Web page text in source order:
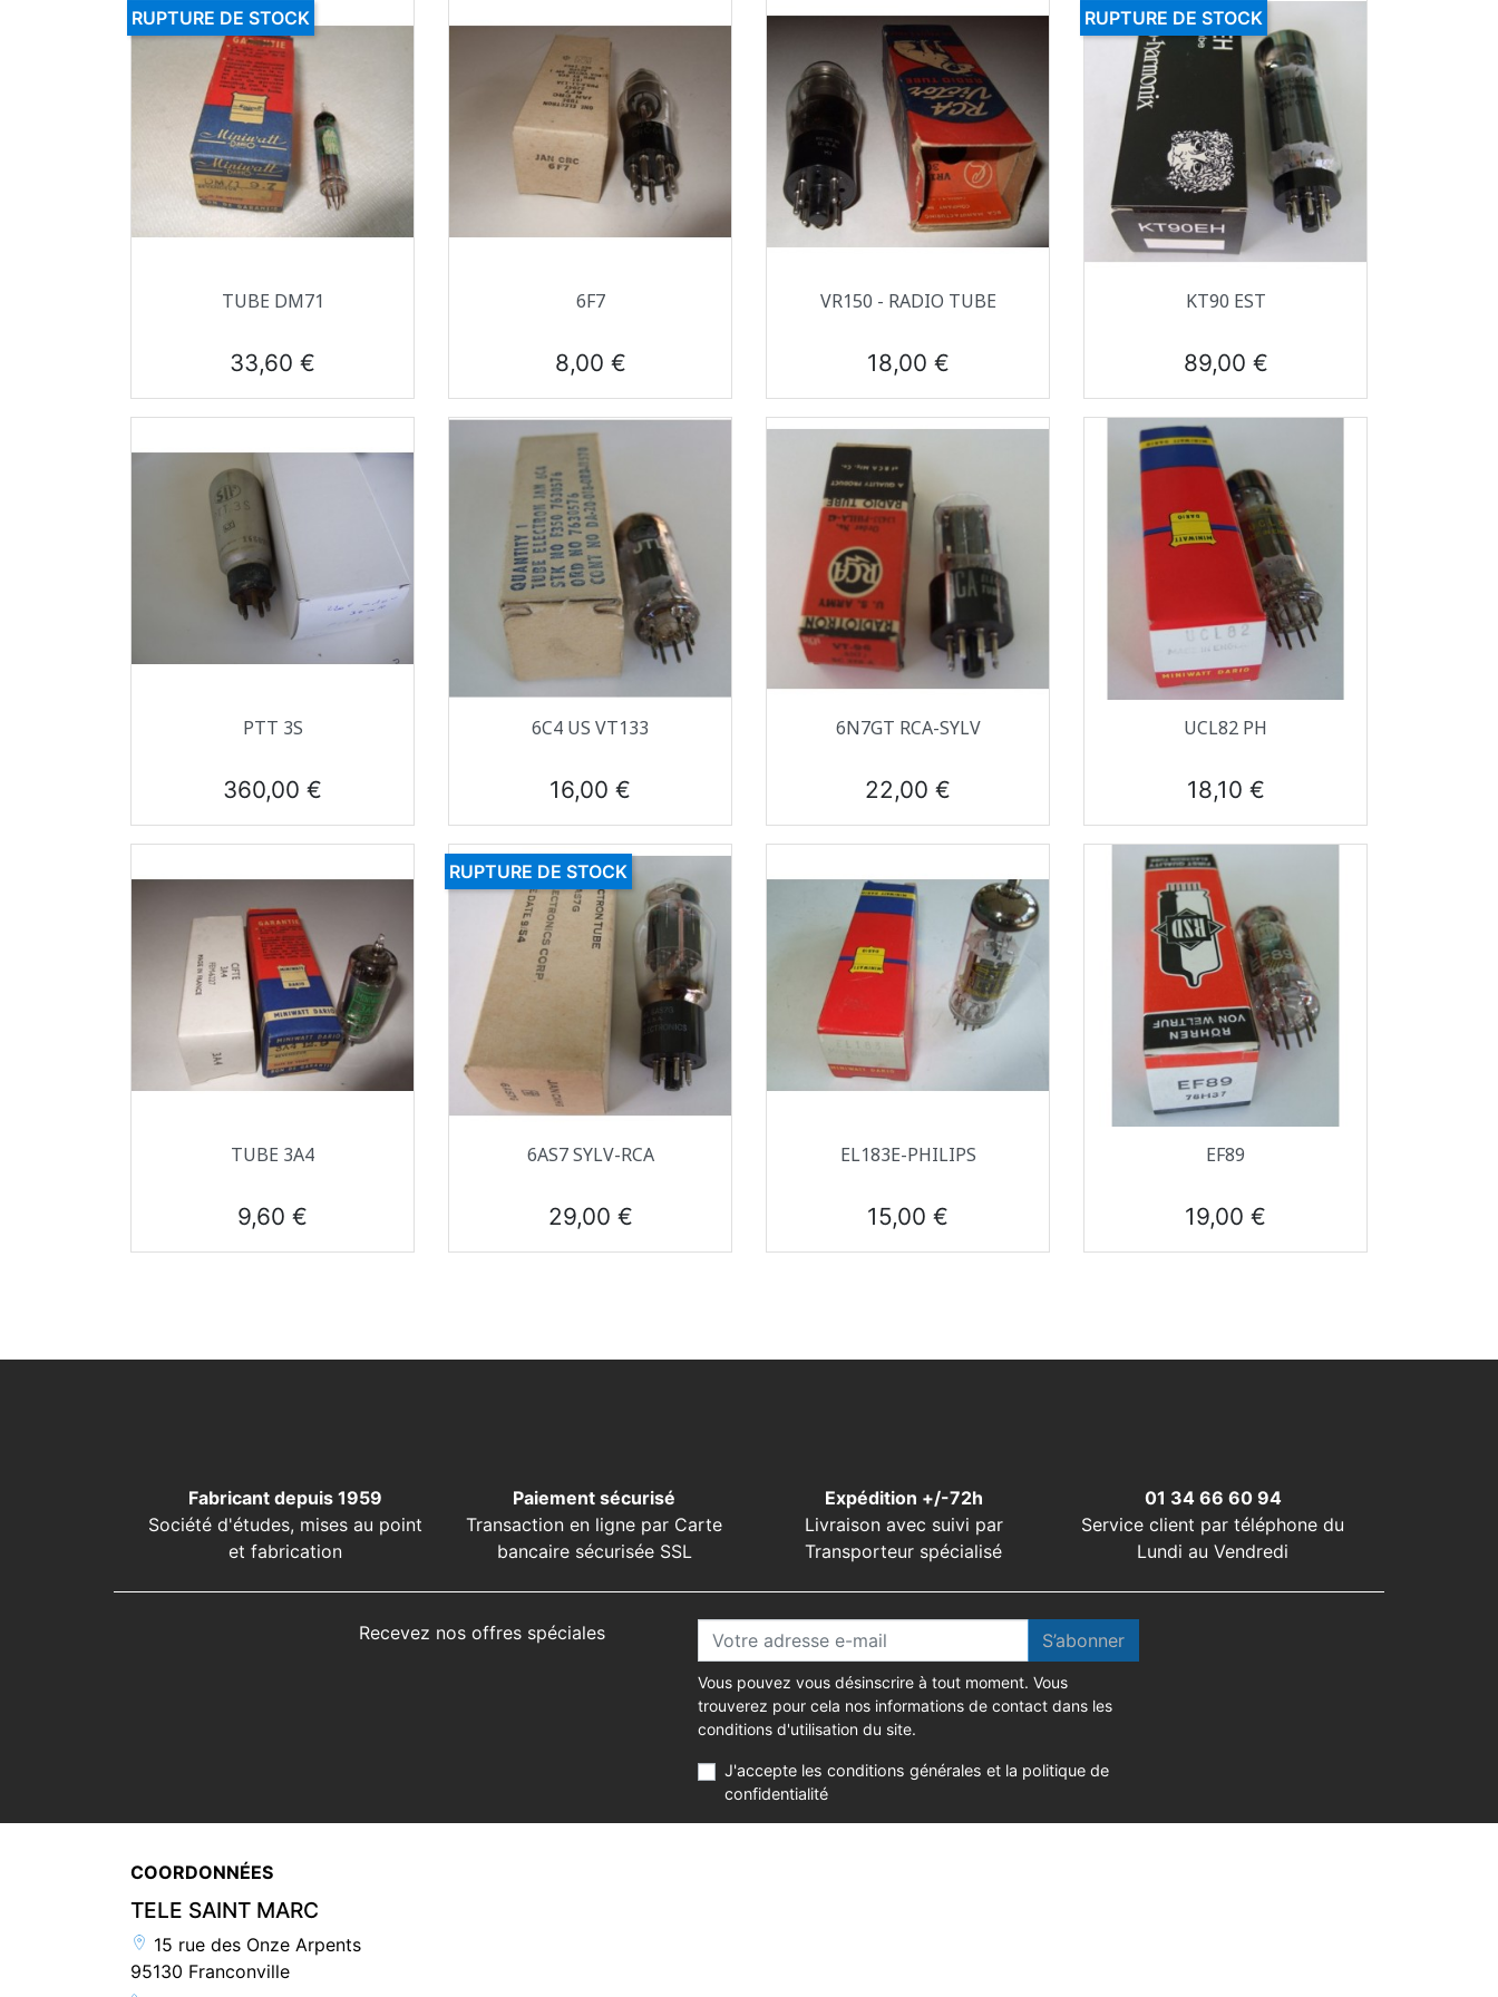
Aperçu rapide
TUBE DM71
Prix
33,60 €
RUPTURE DE STOCK
Aperçu rapide
6F7
Prix
8,00 €
Aperçu rapide
VR150 - RADIO TUBE
Prix
18,00 €
Aperçu rapide
KT90 EST
Prix
89,00 €
RUPTURE DE STOCK
Aperçu rapide
PTT 3S
Prix
360,00 €
Aperçu rapide
6C4 US VT133
Prix
16,00 €
 Aperçu rapide
6N7GT RCA-SYLV
Prix
22,00 €
Aperçu rapide
UCL82 PH
Prix
18,10 €
Aperçu rapide
TUBE 3A4
Prix
9,60 €
Aperçu rapide
6AS7 SYLV-RCA
Prix
29,00 €
RUPTURE DE STOCK
 Aperçu rapide
EL183E-PHILIPS
Prix
15,00 €
Aperçu rapide
EF89
Prix
19,00 €
Fabricant depuis 1959
Société d'études, mises au point
et fabrication
Paiement sécurisé
Transaction en ligne par Carte
bancaire sécurisée SSL
Expédition +/-72h
Livraison avec suivi par
Transporteur spécialisé
01 34 66 60 94
Service client par téléphone du
Lundi au Vendredi
Recevez nos offres spéciales S’abonner
Vous pouvez vous désinscrire à tout moment. Vous
trouverez pour cela nos informations de contact dans les
conditions d'utilisation du site.
J'accepte les conditions générales et la politique de
confidentialité
COORDONNÉES
TELE SAINT MARC
15 rue des Onze Arpents
95130 Franconville